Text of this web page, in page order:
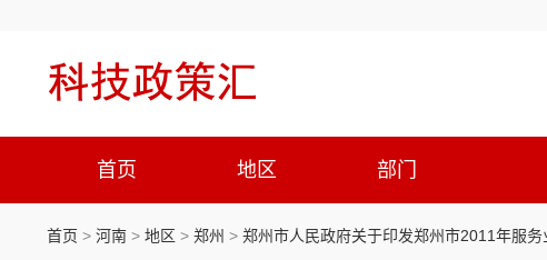
首页 地区 部门
首页 > 河南 > 地区 > 郑州 > 郑州市人民政府关于印发郑州市2011年服